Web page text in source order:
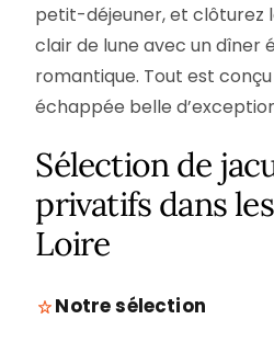
petit-déjeuner, et clôturez
clair de lune avec un dîner
romantique. Tout est
échappée belle
Sélection de
privatifs dans
Loire
Notre sélection